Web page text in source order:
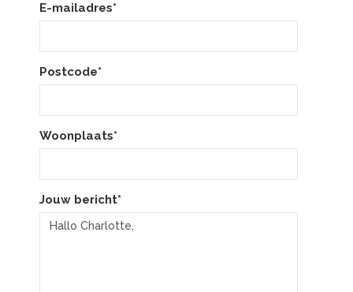
E-mailadres*
Postcode*
Woonplaats*
Jouw bericht*